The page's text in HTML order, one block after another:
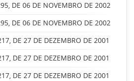
DE 06 DE NOVEMBRO DE 2002
DE 06 DE NOVEMBRO DE 2002
DE 27 DE DEZEMBRO DE 2001
DE 27 DE DEZEMBRO DE 2001
DE 27 DE DEZEMBRO DE 2001